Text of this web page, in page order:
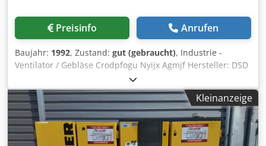
Preisinfo Anrufen
Baujahr: 1992, Zustand: gut (gebraucht), Industrie -
Ventilator / Gebläse Crodpfogu Nyijx Agmjf Hersteller: DSD
Unternehmensbereich Lufttechnik (heute: Ferrostaal Air
Technology GmbH) Typ: DRMU 1000 R Baujahr: 1992
Volumenstrom: 35.000 m³/h Druck: 6.500 Pa Drehzahl min.:
2.035 U/min Drehzahl max.: 2.160 U/min Leistung: 75 kW
Luftdichte: 1.1222kg/m³ Temperatur max.: 90 °C Neupreis:
ca. 35.000,00 € / Stück In sehr gutem Zustand!
Kleinanzeige